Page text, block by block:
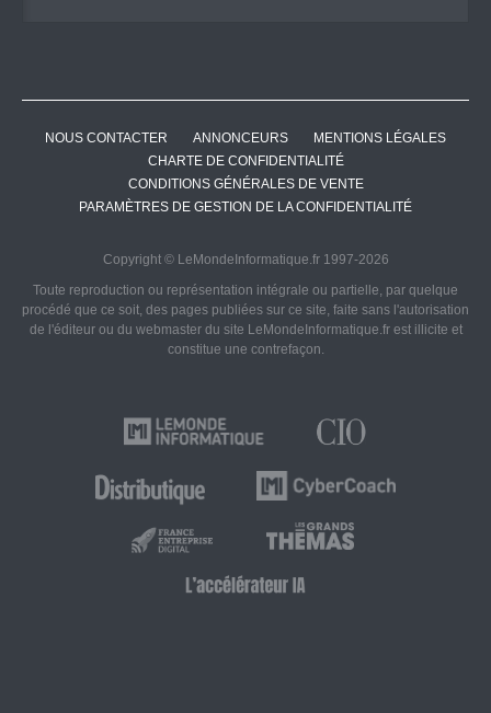
NOUS CONTACTER ANNONCEURS
MENTIONS LÉGALES
CHARTE DE CONFIDENTIALITÉ
CONDITIONS GÉNÉRALES DE VENTE
PARAMÈTRES DE GESTION DE LA CONFIDENTIALITÉ
Copyright © LeMondeInformatique.fr 1997-2026
Toute reproduction ou représentation intégrale ou partielle, par quelque
procédé que ce soit, des pages publiées sur ce site, faite sans l'autorisation
de l'éditeur ou du webmaster du site LeMondeInformatique.fr est illicite et
constitue une contrefaçon.